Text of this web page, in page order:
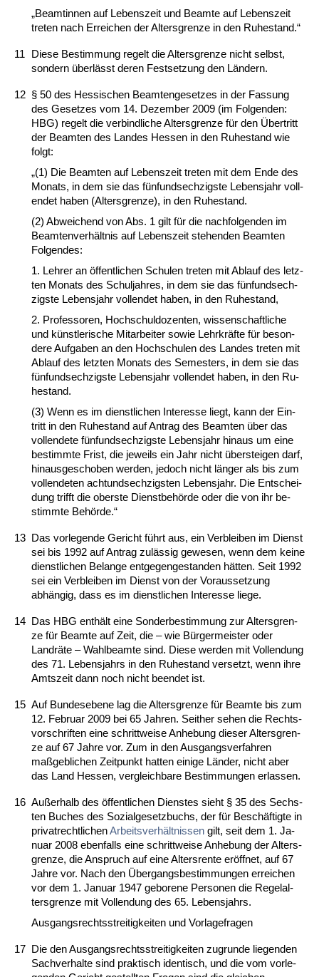
„Be­am­tin­nen auf Le­bens­zeit und Be­am­te auf Le­bens­zeit
tre­ten nach Er­rei­chen der Al­ters­gren­ze in den Ru­he­stand.“
11
Die­se Be­stim­mung re­gelt die Al­ters­gren­ze nicht selbst,
son­dern überlässt de­ren Fest­set­zung den Ländern.
12 § 50 des Hes­si­schen Be­am­ten­ge­set­zes in der Fas­sung
des Ge­set­zes vom 14. De­zem­ber 2009 (im Fol­gen­den:
HBG) re­gelt die ver­bind­li­che Al­ters­gren­ze für den Über­tritt
der Be­am­ten des Lan­des Hes­sen in den Ru­he­stand wie
folgt:
„(1) Die Be­am­ten auf Le­bens­zeit tre­ten mit dem En­de des
Mo­nats, in dem sie das fünf­und­sech­zigs­te Le­bens­jahr voll­
endet ha­ben (Al­ters­gren­ze), in den Ru­he­stand.
(2) Ab­wei­chend von Abs. 1 gilt für die nach­fol­gen­den im
Be­am­ten­verhält­nis auf Le­bens­zeit ste­hen­den Be­am­ten
Fol­gen­des:
1. Leh­rer an öffent­li­chen Schu­len tre­ten mit Ab­lauf des letz­
ten Mo­nats des Schul­jah­res, in dem sie das fünf­und­sech­
zigs­te Le­bens­jahr voll­endet ha­ben, in den Ru­he­stand,
2. Pro­fes­so­ren, Hoch­schul­do­zen­ten, wis­sen­schaft­li­che
und künst­le­ri­sche Mit­ar­bei­ter so­wie Lehr­kräfte für be­son­
de­re Auf­ga­ben an den Hoch­schu­len des Lan­des tre­ten mit
Ab­lauf des letz­ten Mo­nats des Se­mes­ters, in dem sie das
fünf­und­sech­zigs­te Le­bens­jahr voll­endet ha­ben, in den Ru­
he­stand.
(3) Wenn es im dienst­li­chen In­ter­es­se liegt, kann der Ein­
tritt in den Ru­he­stand auf An­trag des Be­am­ten über das
voll­ende­te fünf­und­sech­zigs­te Le­bens­jahr hin­aus um ei­ne
be­stimm­te Frist, die je­weils ein Jahr nicht über­stei­gen darf,
hin­aus­ge­scho­ben wer­den, je­doch nicht länger als bis zum
voll­ende­ten acht­und­sech­zigs­ten Le­bens­jahr. Die Ent­schei­
dung trifft die obers­te Dienst­behörde oder die von ihr be­
stimm­te Behörde.“
13 Das vor­le­gen­de Ge­richt führt aus, ein Ver­blei­ben im Dienst
sei bis 1992 auf An­trag zulässig ge­we­sen, wenn dem kei­ne
dienst­li­chen Be­lan­ge ent­ge­gen­ge­stan­den hätten. Seit 1992
sei ein Ver­blei­ben im Dienst von der Vor­aus­set­zung
abhängig, dass es im dienst­li­chen In­ter­es­se lie­ge.
14 Das HBG enthält ei­ne Son­der­be­stim­mung zur Al­ters­gren­
ze für Be­am­te auf Zeit, die – wie Bürger­meis­ter oder
Landräte – Wahl­be­am­te sind. Die­se wer­den mit Voll­endung
des 71. Le­bens­jahrs in den Ru­he­stand ver­setzt, wenn ih­re
Amts­zeit dann noch nicht be­en­det ist.
15 Auf Bun­des­ebe­ne lag die Al­ters­gren­ze für Be­am­te bis zum
12. Fe­bru­ar 2009 bei 65 Jah­ren. Seit­her se­hen die Rechts­
vor­schrif­ten ei­ne schritt­wei­se An­he­bung die­ser Al­ters­gren­
ze auf 67 Jah­re vor. Zum in den Aus­gangs­ver­fah­ren
maßgeb­li­chen Zeit­punkt hat­ten ei­ni­ge Länder, nicht aber
das Land Hes­sen, ver­gleich­ba­re Be­stim­mun­gen er­las­sen.
16 Außer­halb des öffent­li­chen Diens­tes sieht § 35 des Sechs­
ten Bu­ches des So­zi­al­ge­setz­buchs, der für Beschäftig­te in
pri­vat­recht­li­chenAr­beits­verhält­nis­sen gilt, seit dem 1. Ja­
nu­ar 2008 eben­falls ei­ne schritt­wei­se An­he­bung der Al­ters­
gren­ze, die An­spruch auf ei­ne Al­ters­ren­te eröff­net, auf 67
Jah­re vor. Nach den Über­g­angs­be­stim­mun­gen er­rei­chen
vor dem 1. Ja­nu­ar 1947 ge­bo­re­ne Per­so­nen die Re­gel­al­
ters­gren­ze mit Voll­endung des 65. Le­bens­jahrs.
Aus­gangs­rechts­strei­tig­kei­ten und Vor­la­ge­fra­gen
17 Die den Aus­gangs­rechts­strei­tig­kei­ten zu­grun­de lie­gen­den
Sach­ver­hal­te sind prak­tisch iden­tisch, und die vom vor­le­